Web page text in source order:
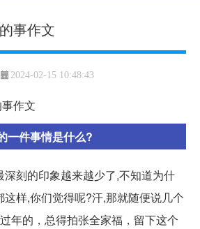
事作文
2024-02-15 10:48:43
一件事情是什么?
刻的印象越来越少了,不知道为什
样,你们觉得呢?汗,那就随便说几个
年的，总得拍张全家福，留下这个